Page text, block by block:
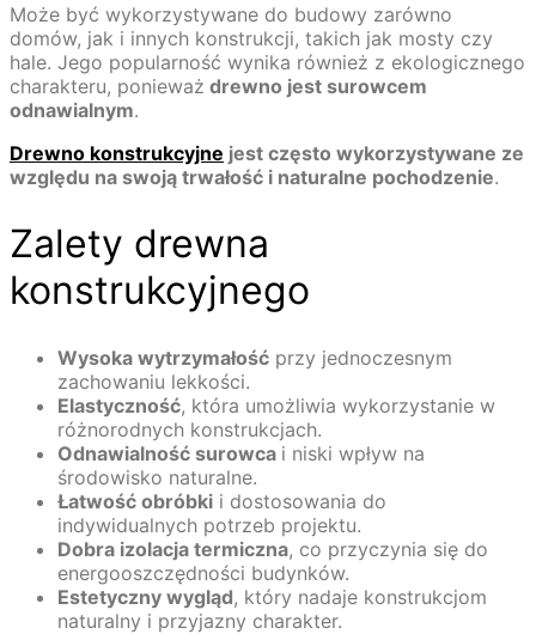
Może być wykorzystywane do budowy zarówno
domów, jak i innych konstrukcji, takich jak mosty czy
hale. Jego popularność wynika również z ekologicznego
charakteru, ponieważ drewno jest surowcem
odnawialnym.
Drewno konstrukcyjne jest często wykorzystywane ze
względu na swoją trwałość i naturalne pochodzenie.
Zalety drewna
konstrukcyjnego
Wysoka wytrzymałość przy jednoczesnym
zachowaniu lekkości.
Elastyczność, która umożliwia wykorzystanie w
różnorodnych konstrukcjach.
Odnawialność surowca i niski wpływ na
środowisko naturalne.
Łatwość obróbki i dostosowania do
indywidualnych potrzeb projektu.
Dobra izolacja termiczna, co przyczynia się do
energooszczędności budynków.
Estetyczny wygląd, który nadaje konstrukcjom
naturalny i przyjazny charakter.